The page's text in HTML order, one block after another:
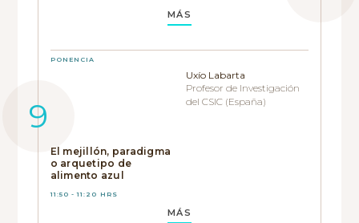
MÁS
PONENCIA
El mejillón, paradigma
o arquetipo de
alimento azul
11:50 - 11:20 HRS
Uxío Labarta
Profesor de Investigación
del CSIC (España)
MÁS